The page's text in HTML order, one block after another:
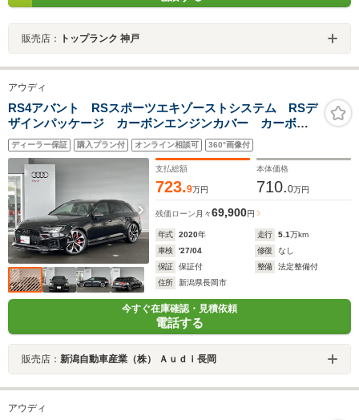
販売店： トップランク 神戸
アウディ
RS4アバント RSスポーツエキゾーストシステム RSデ
ザインパッケージ カーボンエンジンカバー カーボン
スタイリングパッケージ(グロスブラック) プライバシー
ガラス
ディーラー保証 購入プラン付 オンライン相談可 360°画像付
支払総額
723.9万円
本体価格
710.0万円
残価ローン 月々69,900円
年式 2020年 走行 5.1万km
車検
'27/04 修復
なし
保証
保証付 整備
法定整備付
住所
新潟県長岡市
今すぐ在庫確認・見積依頼
電話する
販売店： 新潟自動車産業（株） Ａｕｄｉ長岡
アウディ